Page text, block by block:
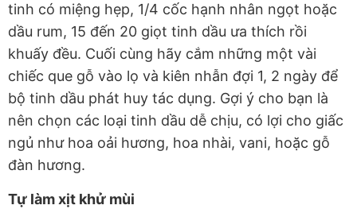
tinh có miệng hẹp, 1/4 cốc hạnh nhân ngọt hoặc
dầu rum, 15 đến 20 giọt tinh dầu ưa thích rồi
khuấy đều. Cuối cùng hãy cắm những một vài
chiếc que gỗ vào lọ và kiên nhẫn đợi 1, 2 ngày để
bộ tinh dầu phát huy tác dụng. Gợi ý cho bạn là
nên chọn các loại tinh dầu dễ chịu, có lợi cho giấc
ngủ như hoa oải hương, hoa nhài, vani, hoặc gỗ
đàn hương.
Tự làm xịt khử mùi